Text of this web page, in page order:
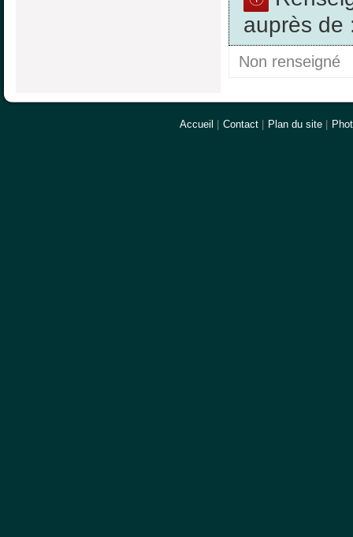
auprès de
Non renseigné
Accueil Contact Plan du site